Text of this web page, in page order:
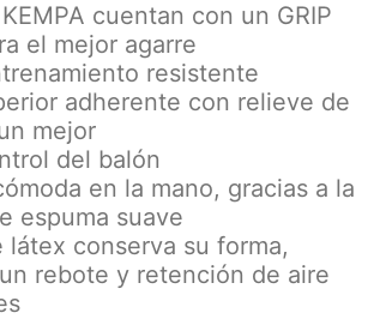
cuentan con un GRIP
el mejor agarre
resistente
adherente con relieve de
mejor
del balón
en la mano, gracias a la
espuma suave
látex conserva su forma,
rebote y retención de aire